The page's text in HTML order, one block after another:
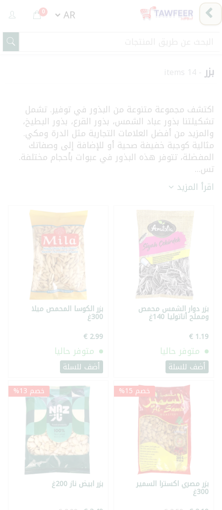
0
بزر - 14 items
اكتشف مجموعة متنوعة من البذور في توفير. تشمل
تشكيلتنا بذور عباد الشمس، بذور القرع، بذور البطيخ،
والمزيد من أفضل العلامات التجارية مثل الدرة ومكي.
مثالية كوجبة خفيفة صحية أو للإضافة إلى وصفاتك
المفضلة، تتوفر هذه البذور في عبوات بأحجام مختلفة.
تس...
اقرأ المزيد
بزر دوار الشمس محمص
ومملح أناتوليا 140غ
متوفر حاليا
أضف للسلة
بزر الكوسا المحمص ميلا
300غ
متوفر حاليا
أضف للسلة
خصم 15%
بزر مصري اكسترا السمير
300غ
خصم 13%
بزر ابيض ناز 200غ